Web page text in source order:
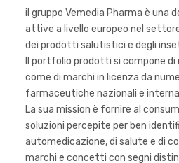
il gruppo Vemedia Pharma è una
attive a livello europeo nel
dei prodotti salutistici e degli
Il portfolio prodotti si compone
come di marchi in licenza da
farmaceutiche nazionali e
La sua mission è fornire al
soluzioni percepite per ben
automedicazione, di salute e di
marchi e concetti con segni